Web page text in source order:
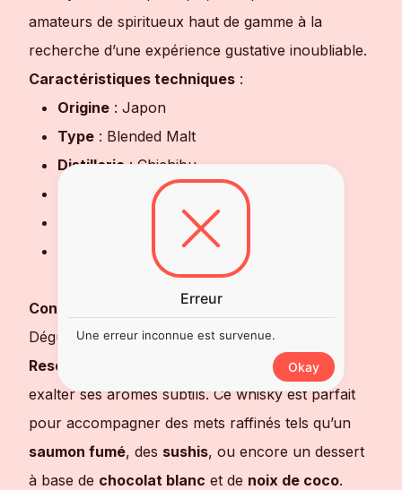
amateurs de spiritueux haut de gamme à la
recherche d’une expérience gustative inoubliable.
Caractéristiques techniques :
Origine : Japon
Type : Blended Malt
Distillerie: Chichibu
Degré d’alcool: 46.5%
: Fûts de chêne Mizunara
Notes aromatiques
: Fruits mûrs, miel,
vanille, santal, coco, thé noir, épices.
Conseils de dégustation
Dégustez leIchiro's Malt Mizunara Wood
Reserve
, ou avec une goutte d’eau pour
exalter ses arômes subtils. Ce whisky est parfait
pour accompagner des mets raffinés tels qu’un
saumon fumé, des sushis, ou encore un dessert
à base de chocolat blanc et de noix de coco.
Erreur
Une erreur inconnue est survenue.
Okay